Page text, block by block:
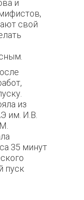
и
свой
из
им. И.В.
35 минут
пуск